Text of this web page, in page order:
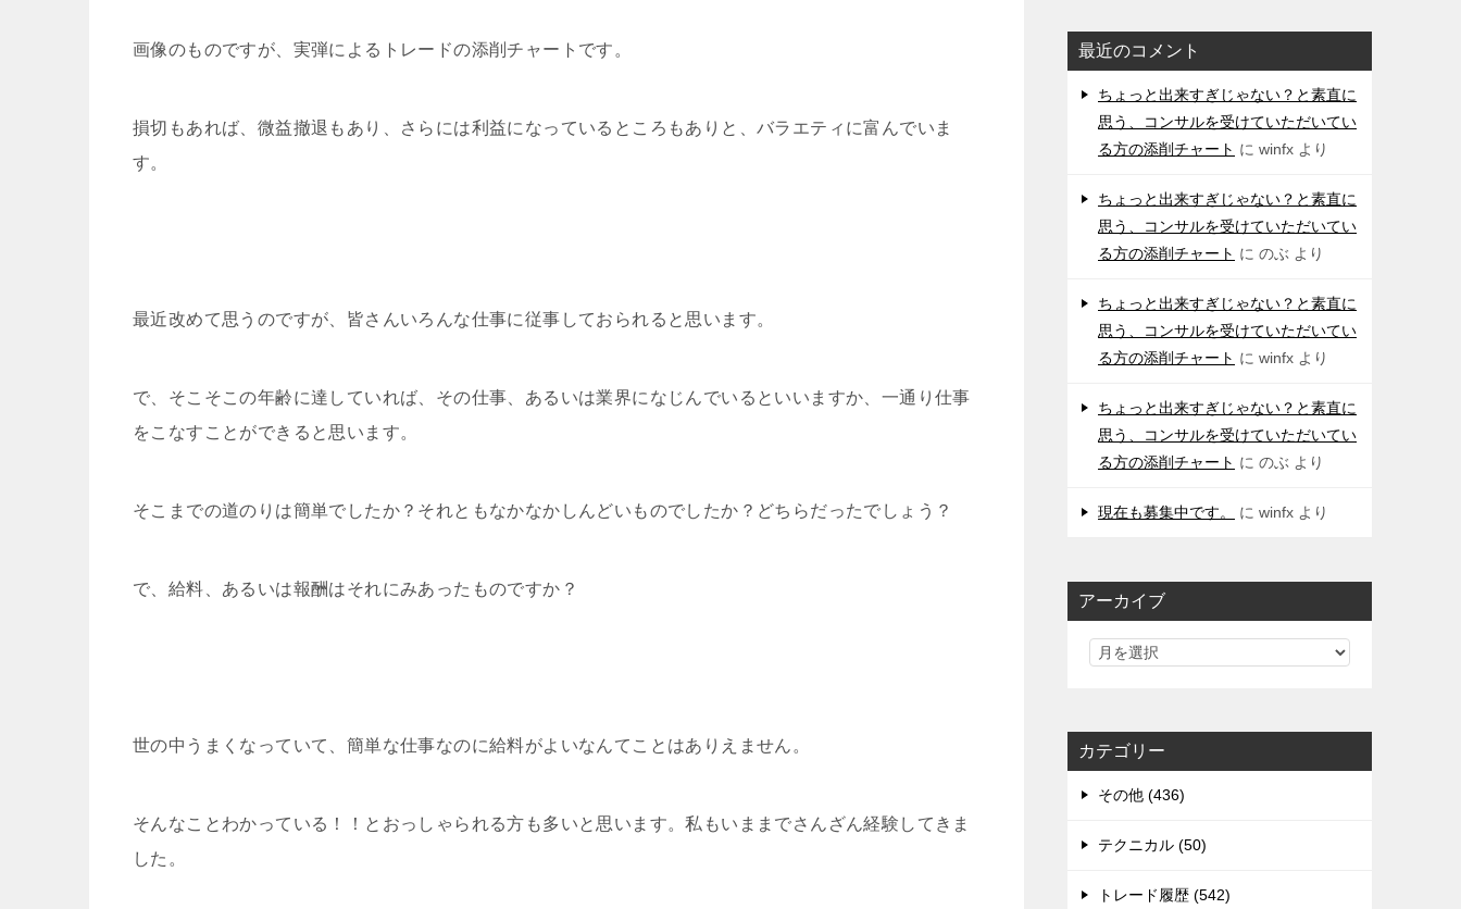
画像のものですが、実弾によるトレードの添削チャートです。
損切もあれば、微益撤退もあり、さらには利益になっているところもありと、バラエティに富んでいま
す。
最近改めて思うのですが、皆さんいろんな仕事に従事しておられると思います。
で、そこそこの年齢に達していれば、その仕事、あるいは業界になじんでいるといいますか、一通り仕事
をこなすことができると思います。
そこまでの道のりは簡単でしたか？それともなかなかしんどいものでしたか？どちらだったでしょう？
で、給料、あるいは報酬はそれにみあったものですか？
世の中うまくなっていて、簡単な仕事なのに給料がよいなんてことはありえません。
そんなことわかっている！！とおっしゃられる方も多いと思います。私もいままでさんざん経験してきま
した。
最近のコメント
ちょっと出来すぎじゃない？と素直に
思う、コンサルを受けていただいてい
る方の添削チャート に winfx より
ちょっと出来すぎじゃない？と素直に
思う、コンサルを受けていただいてい
る方の添削チャート に のぶ より
ちょっと出来すぎじゃない？と素直に
思う、コンサルを受けていただいてい
る方の添削チャート に winfx より
ちょっと出来すぎじゃない？と素直に
思う、コンサルを受けていただいてい
る方の添削チャート に のぶ より
現在も募集中です。 に winfx より
アーカイブ
カテゴリー
その他 (436)
テクニカル (50)
トレード履歴 (542)